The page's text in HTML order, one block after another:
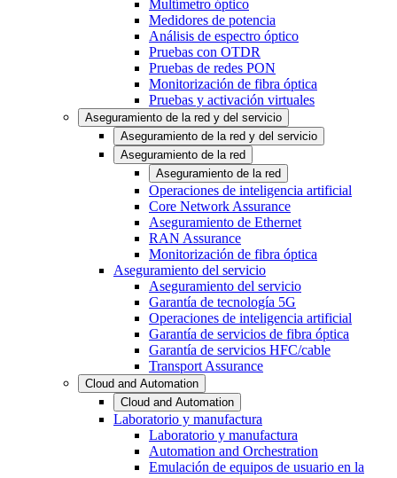
Multímetro óptico
Medidores de potencia
Análisis de espectro óptico
Pruebas con OTDR
Pruebas de redes PON
Monitorización de fibra óptica
Pruebas y activación virtuales
Aseguramiento de la red y del servicio
Aseguramiento de la red y del servicio
Aseguramiento de la red
Aseguramiento de la red
Operaciones de inteligencia artificial
Core Network Assurance
Aseguramiento de Ethernet
RAN Assurance
Monitorización de fibra óptica
Aseguramiento del servicio
Aseguramiento del servicio
Garantía de tecnología 5G
Operaciones de inteligencia artificial
Garantía de servicios de fibra óptica
Garantía de servicios HFC/cable
Transport Assurance
Cloud and Automation
Cloud and Automation
Laboratorio y manufactura
Laboratorio y manufactura
Automation and Orchestration
Emulación de equipos de usuario en la